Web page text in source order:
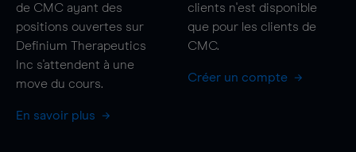
de CMC ayant des
positions ouvertes sur
Definium Therapeutics
Inc s'attendent à une
move du cours.
En savoir plus
clients n'est disponible
que pour les clients de
CMC.
Créer un compte